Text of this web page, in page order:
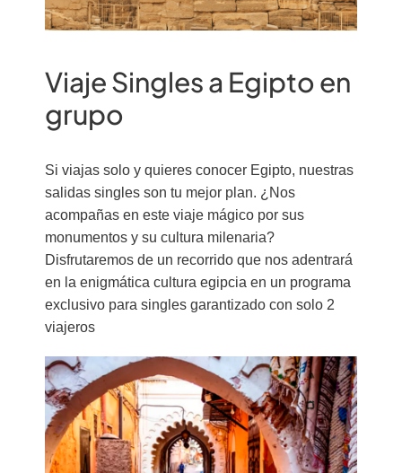
Viaje Singles a Egipto en
grupo
Si viajas solo y quieres conocer Egipto, nuestras
salidas singles son tu mejor plan. ¿Nos
acompañas en este viaje mágico por sus
monumentos y su cultura milenaria?
Disfrutaremos de un recorrido que nos adentrará
en la enigmática cultura egipcia en un programa
exclusivo para singles garantizado con solo 2
viajeros